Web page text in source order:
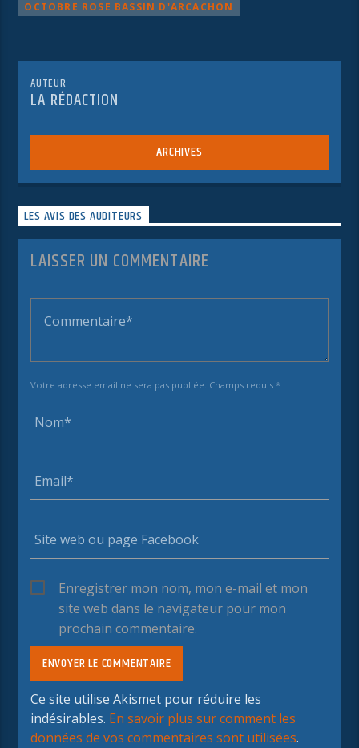
OCTOBRE ROSE BASSIN D'ARCACHON
AUTEUR
LA RÉDACTION
ARCHIVES
LES AVIS DES AUDITEURS
LAISSER UN COMMENTAIRE
Votre adresse email ne sera pas publiée. Champs requis *
Enregistrer mon nom, mon e-mail et mon
site web dans le navigateur pour mon
prochain commentaire.
Ce site utilise Akismet pour réduire les
indésirables. En savoir plus sur comment les
données de vos commentaires sont utilisées.